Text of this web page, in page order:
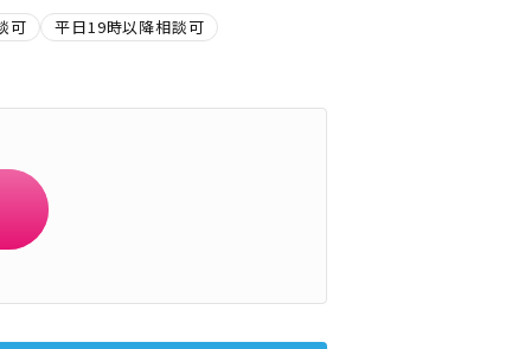
可 平日19時以降相談可